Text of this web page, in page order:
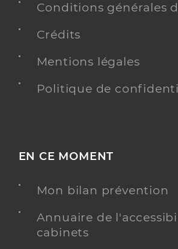
Conditions générales
Crédits
Mentions légales
Politique de
EN CE MOMENT
Mon bilan prévention
Annuaire de
cabinets